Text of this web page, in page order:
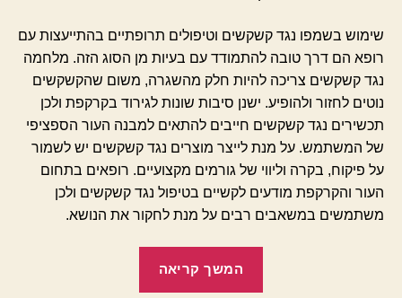
שימוש בשמפו נגד קשקשים וטיפולים תרופתיים בהתייעצות עם
רופא הם דרך טובה להתמודד עם בעיות מן הסוג הזה. מלחמה
נגד קשקשים צריכה להיות חלק מהשגרה, משום שהקשקשים
נוטים לחזור ולהופיע. ישנן סיבות שונות לגירוד בקרקפת ולכן
תכשירים נגד קשקשים חייבים להתאים למבנה העור הספציפי
של המשתמש. על מנת לייצר מוצרים נגד קשקשים יש לשמור
על פיקוח, בקרה וליווי של גורמים מקצועיים. רופאים בתחום
העור והקרקפת מודעים לקשיים בטיפול נגד קשקשים ולכן
משתמשים במשאבים רבים על מנת לחקור את הנושא.
המשך קריאה